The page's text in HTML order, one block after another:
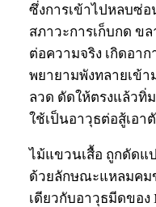
ซึ่งการเข้าไปหลบซ่อ
สภาวะการเก็บกด ข
ต่อความจริง เกิดอา
พยายามพังทลายเข้า
ลวด ดัดให้ตรงแล้วทิ่
ใช้เป็นอาวุธต่อสู้เอา
ไม้แขวนเสื้อ ถูกดัดแ
ด้วยลักษณะแหลมคม
เดียวกับอาวุธมีดขอ